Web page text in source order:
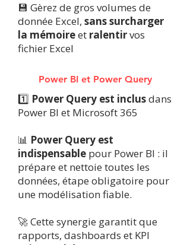
💾 Gèrez de gros volumes de
donnée Excel, sans surcharger
la mémoireet ralentirvos
fichier Excel
Power BI et Power Query
1️⃣ Power Query est inclusdans
Power BI et Microsoft 365
📊 Power Query est
indispensable pour Power BI : il
prépare et nettoie toutes les
données, étape obligatoire pour
une modélisation fiable.
🚀 Cette synergie garantit que
rapports, dashboards et KPI